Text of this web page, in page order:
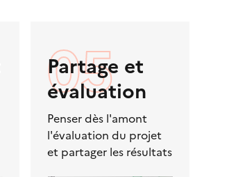
Partage et
évaluation
Penser dès l'amont
l'évaluation du projet
et partager les résultats
05